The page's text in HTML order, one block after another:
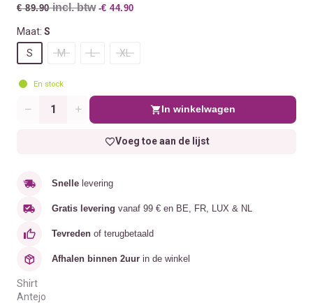
€ 89.90incl. btw -€ 44.90
Maat: S
S
M L XL
En stock
Aantal In winkelwagen
Voeg toe aan de lijst
Snelle levering
Gratis levering vanaf 99 € en BE, FR, LUX & NL
Tevreden of terugbetaald
Afhalen binnen 2uur in de winkel
Shirt
Antejo